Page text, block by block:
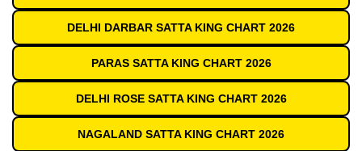
DELHI DARBAR SATTA KING CHART 2026
PARAS SATTA KING CHART 2026
DELHI ROSE SATTA KING CHART 2026
NAGALAND SATTA KING CHART 2026